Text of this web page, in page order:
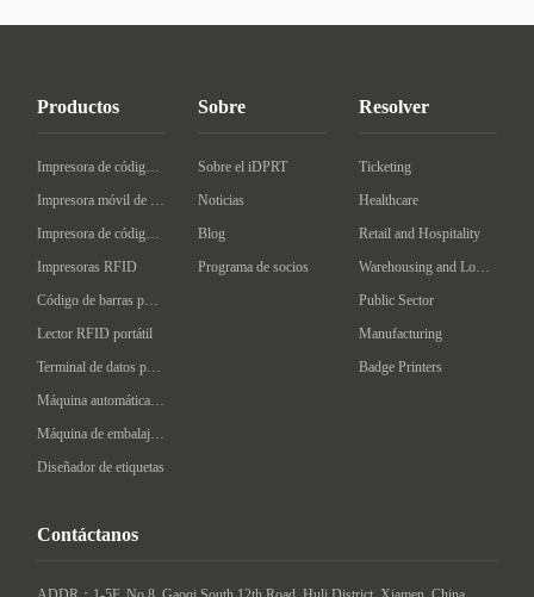
Productos
Impresora de código de barras de escritorio
Impresora móvil de código de barras
Impresora de código de barras Industrial
Impresoras RFID
Código de barras portátil
Lector RFID portátil
Terminal de datos portátil
Máquina automática de etiquetado
Máquina de embalaje inteligente
Diseñador de etiquetas
Sobre
Sobre el iDPRT
Noticias
Blog
Programa de socios
Resolver
Ticketing
Healthcare
Retail and Hospitality
Warehousing and Logistics
Public Sector
Manufacturing
Badge Printers
Contáctanos